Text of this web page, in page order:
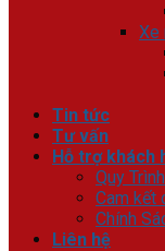
Xe
Tin tức
Tư vấn
Hỗ trợ khách
Quy
Cam kết
Chính
Liên hệ